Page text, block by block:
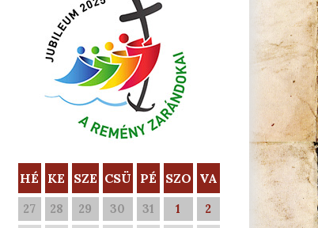
HÉ KE SZE CSÜ PÉ SZO VA
27 28 29 30 31 1
2